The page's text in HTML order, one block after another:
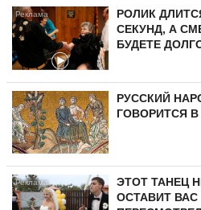
РОЛИК
СЕКУНД, А
БУДЕТЕ
РУССКИЙ
ГОВОРИТСЯ
ЭТОТ ТАНЕЦ
ОСТАВИТ ВАС